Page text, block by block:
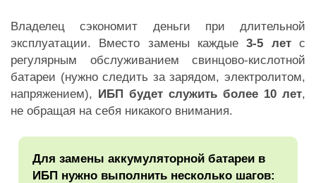
Владелец сэкономит деньги при длительной
эксплуатации. Вместо замены каждые3-5 летс
регулярным обслуживанием свинцово-кислотной
батареи (нужно следить за зарядом, электролитом,
напряжением), ИБП будет служить более 10 лет,
не обращая на себя никакого внимания.
Для замены аккумуляторной батареи в
ИБП нужно выполнить несколько шагов: